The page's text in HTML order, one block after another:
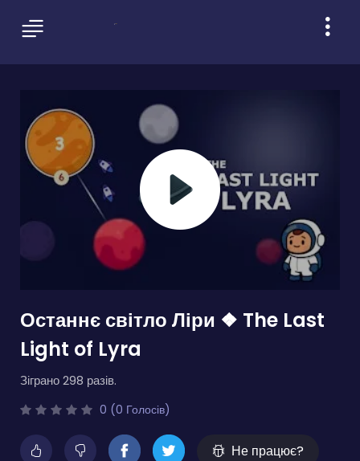
Останнє світло Ліри ❖ The Last
Light of Lyra
Зіграно 298 разів.
0 (0 Голосів)
Не працює?